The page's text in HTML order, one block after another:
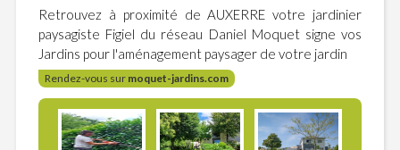
Retrouvez à proximité de AUXERRE votre jardinier
paysagiste Figiel du réseau Daniel Moquet signe vos
Jardins pour l'aménagement paysager de votre jardin
Rendez-vous sur moquet-jardins.com